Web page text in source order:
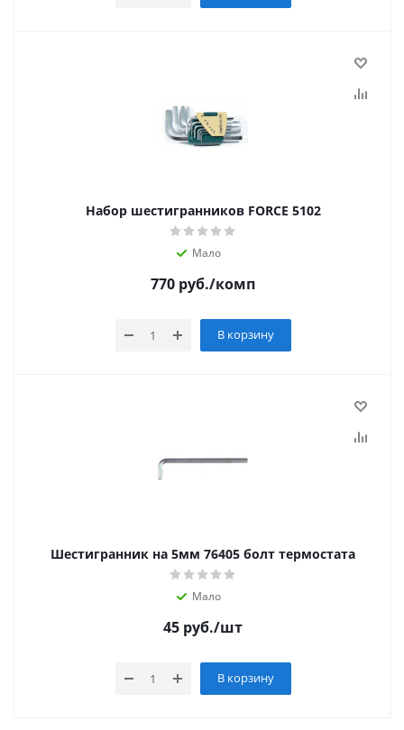
Набор шестигранников FORCE 5102
Мало
770 руб./комп
В корзину
Шестигранник на 5мм 76405 болт термостата
Мало
45 руб./шт
В корзину